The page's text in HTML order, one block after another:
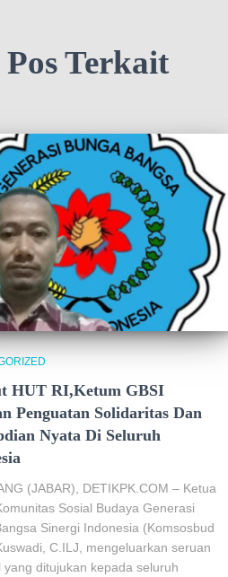
Pos Terkait
HUT RI,Ketum GBSI
Penguatan Solidaritas Dan
Nyata Di Seluruh
(JABAR), DETIKPK.COM – Ketua
Sosial Budaya Generasi
Sinergi Indonesia (Komsosbud
C.ILJ, mengeluarkan seruan
yang ditujukan kepada seluruh